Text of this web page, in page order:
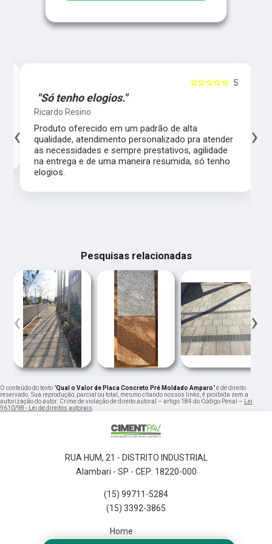
5
☆☆☆☆☆
"Só tenho elogios."
Ricardo Resino
Produto oferecido em um padrão de alta
qualidade, atendimento personalizado pra atender
as necessidades e sempre prestativos, agilidade
na entrega e de uma maneira resumida, só tenho
elogios.
‹ ›
Pesquisas relacionadas
‹ ›
O conteúdo do texto "Qual o Valor de Placa Concreto Pré Moldado Amparo" é de direito
reservado. Sua reprodução, parcial ou total, mesmo citando nossos links, é proibida sem a
autorização do autor. Crime de violação de direito autoral – artigo 184 do Código Penal –
Lei
9610/98 - Lei de direitos autorais
RUA HUM, 21 - DISTRITO INDUSTRIAL
Alambari - SP - CEP: 18220-000
(15) 99711-5284
(15) 3392-3865
Home